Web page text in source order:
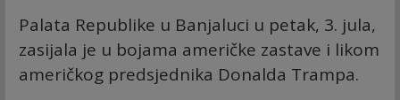
Palata Republike u Banjaluci u petak, 3. jula,
zasijala je u bojama američke zastave i likom
američkog predsjednika Donalda Trampa.